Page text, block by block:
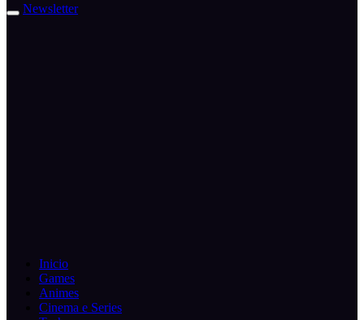
Newsletter
Inicio
Games
Animes
Cinema e Series